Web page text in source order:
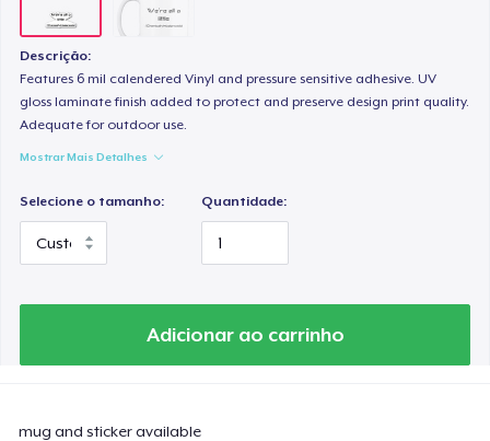
Descrição:
Features 6 mil calendered Vinyl and pressure sensitive adhesive. UV
gloss laminate finish added to protect and preserve design print quality.
Adequate for outdoor use.
Mostrar Mais Detalhes
Selecione o tamanho: Quantidade:
Adicionar ao carrinho
mug and sticker available